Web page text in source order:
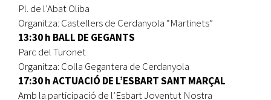
Pl. de l’Abat Oliba
Organitza: Castellers de Cerdanyola “Martinets”
13:30 h BALL DE GEGANTS
Parc del Turonet
Organitza: Colla Gegantera de Cerdanyola
17:30 h ACTUACIÓ DE L’ESBART SANT MARÇAL
Amb la participació de l’Esbart Joventut Nostra